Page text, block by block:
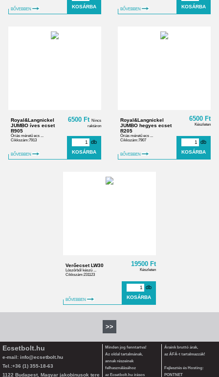
BŐVEBBEN BŐVEBBEN
Royal&Langnickel
JUMBO íves ecset
R905
Óriás méretű ecs ...
Cikkszám:7913
BŐVEBBEN
6500 Ft Nincs
raktáron
db
Royal&Langnickel
JUMBO hegyes ecset
R205
Óriás méretű ecs ...
Cikkszám:7907
BŐVEBBEN
6500 Ft
Készleten
db
Verőecset LW30
Lószőrből készü ...
Cikkszám:231123
BŐVEBBEN
19500 Ft
Készleten
db
>>
Ecsetbolt.hu
e-mail: info@ecsetbolt.hu
Tel.:+36 (1) 355-18-63
1122 Budapest, Magyar jakobinusok tere
Minden jog fenntartva!
Az oldal tartalmának,
annak részeinek
felhasználásához
az Ecsetbolt.hu írásos
Áraink bruttó árak,
az ÁFÁ-t tartalmazzák!
Fejlesztés és Hosting:
PONTNET